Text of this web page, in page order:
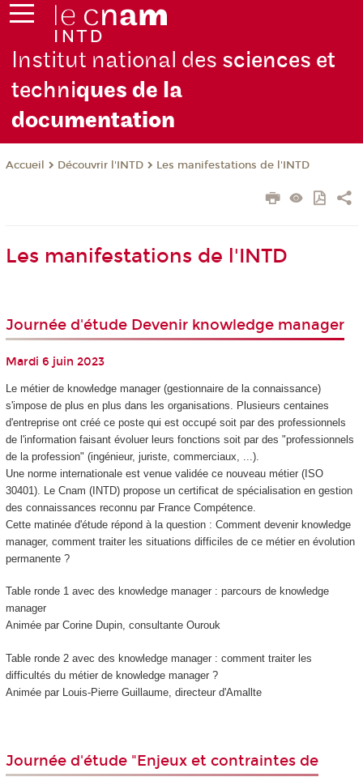
Institut national des sciences et
techniques de la
documentation
Accueil Découvrir l'INTD Les manifestations de l'INTD
Les manifestations de l'INTD
Journée d'étude Devenir knowledge manager
Mardi 6 juin 2023
Le métier de knowledge manager (gestionnaire de la connaissance)
s'impose de plus en plus dans les organisations. Plusieurs centaines
d'entreprise ont créé ce poste qui est occupé soit par des professionnels
de l'information faisant évoluer leurs fonctions soit par des "professionnels
de la profession" (ingénieur, juriste, commerciaux, ...).
Une norme internationale est venue validée ce nouveau métier (ISO
30401). Le Cnam (INTD) propose un certificat de spécialisationen gestion
des connaissances reconnu par France Compétence.
Cette matinée d'étude répond à la question : Comment devenir knowledge
manager, comment traiter les situations difficiles de ce métier en évolution
permanente ?
Table ronde 1 avec des knowledge manager : parcours de knowledge
manager
Animée par Corine Dupin, consultante Ourouk
Table ronde 2 avec des knowledge manager : comment traiter les
difficultés du métier de knowledge manager ?
Animée par Louis-Pierre Guillaume, directeur d'Amallte
Journée d'étude "Enjeux et contraintes de